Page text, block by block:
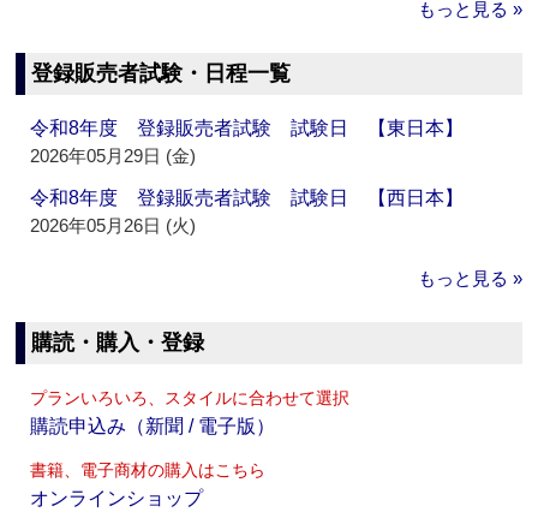
もっと見る »
登録販売者試験・日程一覧
令和8年度 登録販売者試験 試験日 【東日本】
2026年05月29日 (金)
令和8年度 登録販売者試験 試験日 【西日本】
2026年05月26日 (火)
もっと見る »
購読・購入・登録
プランいろいろ、スタイルに合わせて選択
購読申込み（新聞 / 電子版）
書籍、電子商材の購入はこちら
オンラインショップ